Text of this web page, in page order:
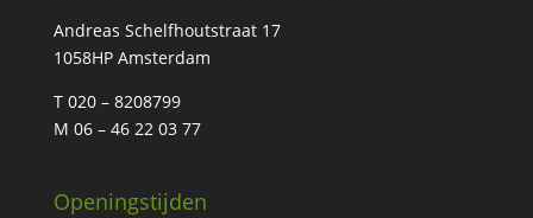
Andreas Schelfhoutstraat 17
1058HP Amsterdam
T 020 – 8208799
M 06 – 46 22 03 77
Openingstijden